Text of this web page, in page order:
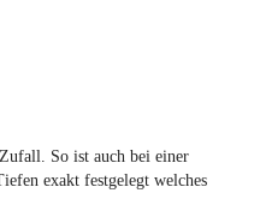
So ist auch bei einer
exakt festgelegt welches